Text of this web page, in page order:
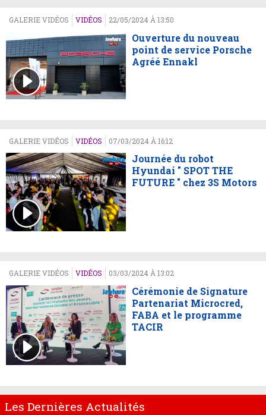
GALERIE VIDÉOS VIDÉOS 22/05/2024 À 13:50
Ouverture du nouveau
point de service Porsche
Agréé Ennakl
GALERIE VIDÉOS VIDÉOS 07/03/2024 À 16:12
Journée du robot
Hyundai " SPOT THE
FUTURE " chez 3S Motors
GALERIE VIDÉOS VIDÉOS 03/03/2024 À 13:02
Cérémonie de Signature
Partenariat Microcred,
FABA et le programme
TACIR
Les Dernières Actualités